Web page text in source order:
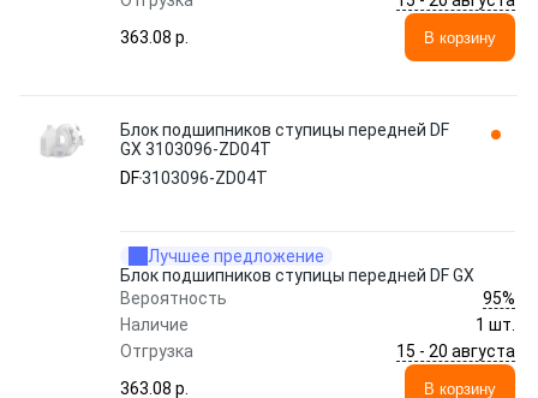
363.08 p.
В корзину
Блок подшипников ступицы передней DF
GX 3103096-ZD04T
DF3103096-ZD04T
Лучшее предложение
Блок подшипников ступицы передней DF GX
Вероятность
95%
Наличие
1 шт.
Отгрузка
15 - 20 августа
363.08 p.
В корзину